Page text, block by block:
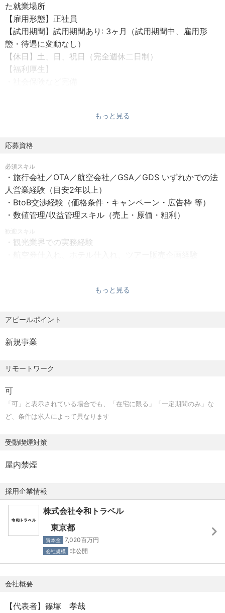
生成AIを活用した十人十色な旅行プランのレコメンド。世
界中のホテルやフライトを網羅するデジタルネットワーク
の構築。旅行のプランニングからサポートまで一貫した業
務の自動化。膨大な料金、在庫データを瞬時に処理するア
ルゴリズムの実装。そして、その複雑な処理を極限まで簡
単にするためのUXの工夫と磨き込み。
挑戦しています。旅行業界をDXするという難易度の高いミ
す。
【仕事概要】
「最高の旅体験は、仕入れから始まる。その“はじまり”をデ
ザインできる。」
旅行アプリ『NEWT』は、予約流通額3倍、累計約70億円の
調達を完了し急成長中です。
今後のさらなる事業成長の鍵を握るのが「航空仕入れ」の
強化です。
本ポジションは、航空券仕入れの戦略立案から実行までを
既存の商習慣にとらわれず、データとテクノロジーを駆使
して独自の仕入れルートや商品企画を開発することで、価
な」旅の入り口を創り出すこと。
事業成長のダイナミズムを肌で感じながら、あなたの交渉
とアイデアで、旅行体験の“はじまり”から業界を変革してい
く挑戦的なポジションです。
・国内外の航空会社との戦略的パートナーシップ構築およ
び条件交渉のリード
取・システム連携等）の策定
・既存提携先との連携強化に向けた販売促進・共同プロモ
ーションの提案
・社内エンジニア・PMと連携し、予約・発券オペレーショ
ンの自動化などの改善業務
・航空会社との提携を軸にした新規事業やサービス企画の
立案・実行
た就業場所
【雇用形態】正社員
【試用期間】試用期間あり: 3ヶ月（試用期間中、雇用形
態・待遇に変動なし）
【休日】土、日、祝日（完全週休二日制）
【福利厚生】
し、コミュニケーションと生産性の両方を大切にします。
・それ以外はリモートやワーケーションなど自由に選択可
・事情に応じた「優しい出社例外規定」を設け、柔軟に対
【働くうえで大切にしていること】
ち、働き方には可能な限り制約を設けない組織であること
【NEWT MATEPASS（ニュート メイトパス）】
なPASSを会社として用意しています。
◆Hybrid Work
「自由と責任」に基づき、いつでもどこでも働けるような
働き方を推進しています。
◆Focus
仕事以外にフォーカスしたいことがあるときに、一定期
間、働く時間を短縮することができます。
◆New Family休暇
出産される方だけでなくパートナーの方も一緒に、あたら
しい家族を迎える準備がしやすくなるように有給休暇を取
得できます。
たな気づき」を得られるように、メンバー限定価格で旅行
ーーーーーーーーーーーーーーーーーーーーーー
もっと見る
応募資格
必須スキル
・旅行会社／OTA／航空会社／GSA／GDS いずれかでの法
人営業経験（目安2年以上）
・BtoB交渉経験（価格条件・キャンペーン・広告枠 等）
・数値管理/収益管理スキル（売上・原価・粗利）
歓迎スキル
・観光業界での実務経験
・SQL等を用いたデータ抽出・分析スキル、またはデータ
【求める人物像】
・「あたらしい旅行、あらゆる人へ。」というミッション
に共感できる方
デートしていける方
・本質的に解くべき課題を追求し、オーナーシップを持っ
て課題解決できる方
・カスタマーファーストに考え、意思決定できる方
・困難な課題も深く思考し、粘り強く取り組みながら、迅
・多様性を尊重し、ボーダレスに他者をリスペクトする姿
勢をお持ちの方
もっと見る
アピールポイント
新規事業
リモートワーク
可
「可」と表示されている場合でも、「在宅に限る」「一定期間のみ」な
ど、条件は求人によって異なります
受動喫煙対策
屋内禁煙
採用企業情報
株式会社令和トラベル
東京都
資本金 7,020百万円
会社規模 非公開
会社概要
【代表者】篠塚 孝哉